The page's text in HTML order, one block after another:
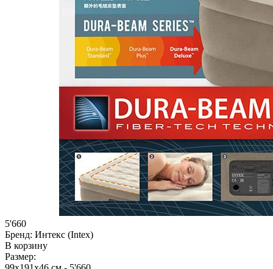
5'660
Бренд: Интекс (Intex)
В корзину
Размер: